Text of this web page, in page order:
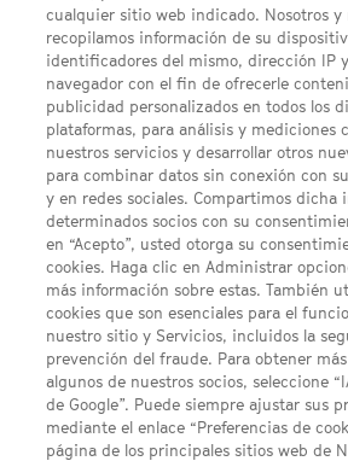
Síguenos
FACEBOOK
TWITTER
YOUTUBE
ENLACES DE INTERÉS
Acerca de SYFY
Condiciones Generales de Uso
Opciones de Anuncios
Política de privacidad
UNA DIVISIÓN DE NBCUNIVERSAL
cualquier sitio web indicado. Nosotros
recopilamos información de su
identificadores del mismo, dirección IP
navegador con el fin de ofrecerle
publicidad personalizados en todos los
plataformas, para análisis y mediciones
nuestros servicios y desarrollar otros
para combinar datos sin conexión con
y en redes sociales. Compartimos dicha
determinados socios con su
en “Acepto”, usted otorga su
cookies. Haga clic en Administrar
más información sobre estas. También
cookies que son esenciales para el
nuestro sitio y Servicios, incluidos la
prevención del fraude. Para obtener
algunos de nuestros socios, seleccione
de Google”. Puede siempre ajustar sus
mediante el enlace “Preferencias de
página de los principales sitios web de